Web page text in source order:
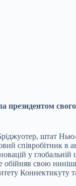
президентом
штат
співробітник в
у
обійняв свою
Коннектикуту